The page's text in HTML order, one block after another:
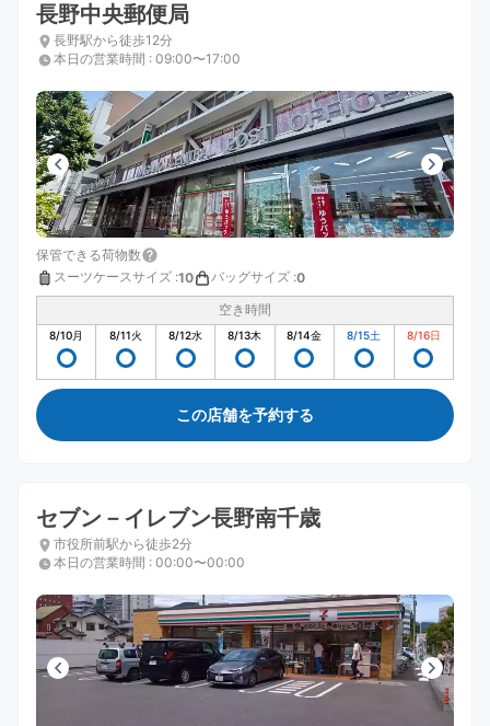
長野中央郵便局
長野駅から徒歩12分
本日の営業時間 : 09:00〜17:00
保管できる荷物数
スーツケースサイズ :10 バッグサイズ :0
空き時間
8/10月 8/11火 8/12水 8/13木 8/14金 8/15土 8/16日
この店舗を予約する
セブン－イレブン長野南千歳
市役所前駅から徒歩2分
本日の営業時間 : 00:00〜00:00